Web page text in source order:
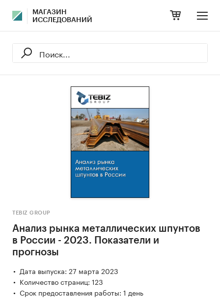
МАГАЗИН
ИССЛЕДОВАНИЙ
TEBIZ GROUP
Анализ рынка металлических шпунтов
в России - 2023. Показатели и
прогнозы
Дата выпуска: 27 марта 2023
Количество страниц: 123
Срок предоставления работы: 1 день